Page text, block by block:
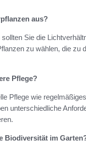
aus?
Sie die
zu wählen, die zu
Pflege?
Pflege wie
unterschiedliche
Biodiversität im